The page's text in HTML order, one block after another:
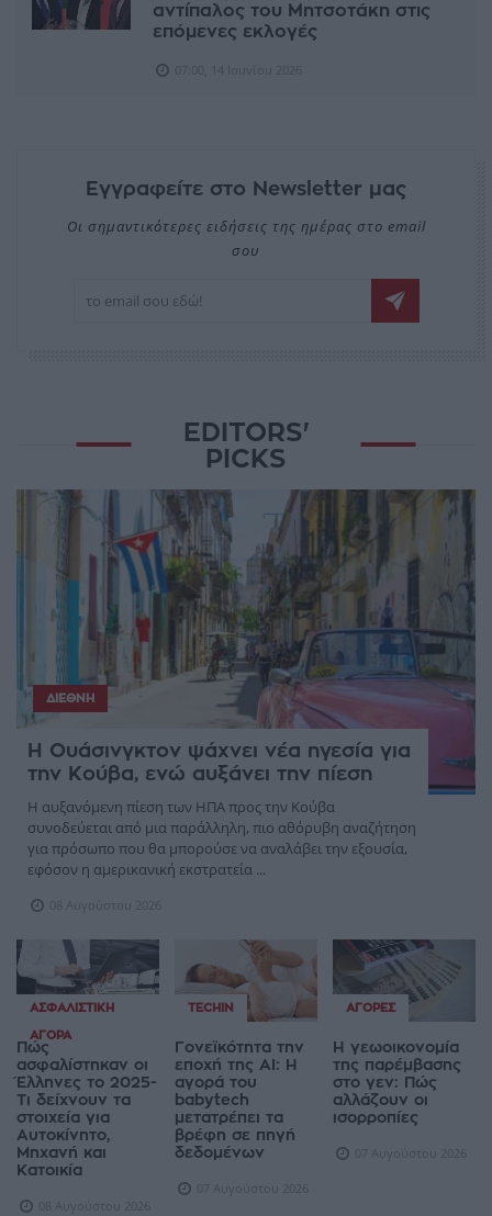
αντίπαλος του Μητσοτάκη στις
επόμενες εκλογές
Εγγραφείτε στο Newsletter μας
Οι σημαντικότερες ειδήσεις της ημέρας στο email
σου
EDITORS'
PICKS
ΔΙΕΘΝΉ
Η Ουάσινγκτον ψάχνει νέα ηγεσία για
την Κούβα, ενώ αυξάνει την πίεση
Η αυξανόμενη πίεση των ΗΠΑ προς την Κούβα
συνοδεύεται από μια παράλληλη, πιο αθόρυβη αναζήτηση
για πρόσωπο που θα μπορούσε να αναλάβει την εξουσία,
εφόσον η αμερικανική εκστρατεία ...
08 Αυγούστου 2026
ΑΣΦΑΛΙΣΤΙΚΉ
ΑΓΟΡΆ
Πώς
ασφαλίστηκαν οι
Έλληνες το 2025-
Τι δείχνουν τα
στοιχεία για
Αυτοκίνητο,
Μηχανή και
Κατοικία
08 Αυγούστου 2026
TECHIN
Γονεϊκότητα την
εποχή της AI: Η
αγορά του
babytech
μετατρέπει τα
βρέφη σε πηγή
δεδομένων
07 Αυγούστου 2026
ΑΓΟΡΈΣ
Η γεωοικονομία
της παρέμβασης
στο γεν: Πώς
αλλάζουν οι
ισορροπίες
07 Αυγούστου 2026